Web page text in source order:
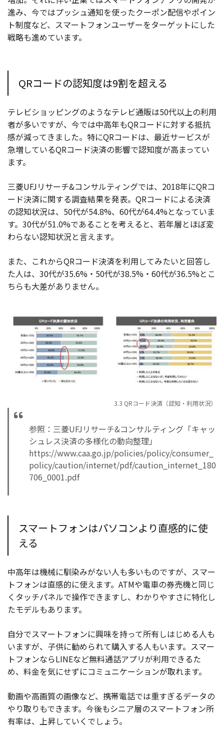
進み、今ではプッシュ通知を使ったクーポン配信やポイン
ト制度など、スマートフォンユーザーをターゲットにした
戦略も進めています。
QRコードの認知度は9割を超える
テレビショッピングのようなテレビ通販は50代以上の利用
者が多いですが、今では中高年もQRコードに対する抵抗
感が減ってきました。特にQRコードは、最近サービスが
急増しているQRコード決済の影響で認知度が高まってい
ます。
三菱UFJリサーチ&コンサルティングでは、2018年にQRコ
ード決済に関する調査結果を発表。QRコードによる決済
の認知状況は、50代が54.8%、60代が64.4%となっていま
す。30代が51.0%であることを考えると、若年層とほぼ変
わらない認知状況と言えます。
また、これからQRコード決済を利用してみたいと回答し
た人は、30代が35.6%・50代が38.5%・60代が36.5%とこ
ちらも大差がありません。
3.3 QRコード決済（認知・利用状況）
参照：三菱UFJリサーチ&コンサルティング「キャッ
シュレス決済の多様化の動向整理」
https://www.caa.go.jp/policies/policy/consumer_
policy/caution/internet/pdf/caution_internet_180
706_0001.pdf
スマートフォンはパソコンより直感的に使
える
中高年は機械に馴染みがない人も多いものですが、スマー
トフォンは直感的に使えます。ATMや電車の券売機と同じ
くタッチパネルで操作できますし、わかりやすさに特化し
たモデルもあります。
自分でスマートフォンに興味を持って所有しはじめる人も
いますが、子供に勧められて購入する人もいます。スマー
トフォンならLINEなど無料通話アプリが利用できるた
め、料金を気にせずにコミュニケーションが取れます。
動画や高画質の画像など、携帯電話では重すぎるデータの
やり取りもできます。今後もシニア層のスマートフォン所
有率は、上昇していくでしょう。